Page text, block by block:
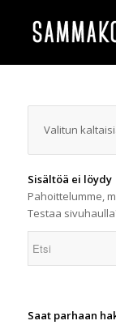
Valitun
Sisältöä ei löydy
Pahoittelumme,
Testaa
Saat parhaan